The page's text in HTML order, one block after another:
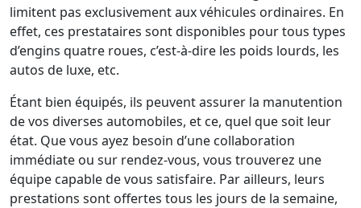
limitent pas exclusivement aux véhicules ordinaires. En
effet, ces prestataires sont disponibles pour tous types
d’engins quatre roues, c’est-à-dire les poids lourds, les
autos de luxe, etc.
Étant bien équipés, ils peuvent assurer la manutention
de vos diverses automobiles, et ce, quel que soit leur
état. Que vous ayez besoin d’une collaboration
immédiate ou sur rendez-vous, vous trouverez une
équipe capable de vous satisfaire. Par ailleurs, leurs
prestations sont offertes tous les jours de la semaine,